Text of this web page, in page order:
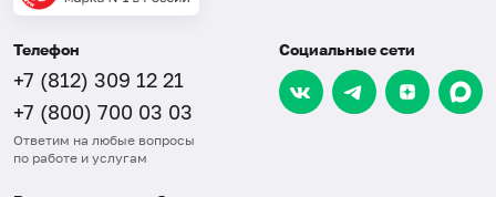
Телефон
+7 (812) 309 12 21
+7 (800) 700 03 03
Ответим на любые вопросы
по работе и услугам
Социальные сети